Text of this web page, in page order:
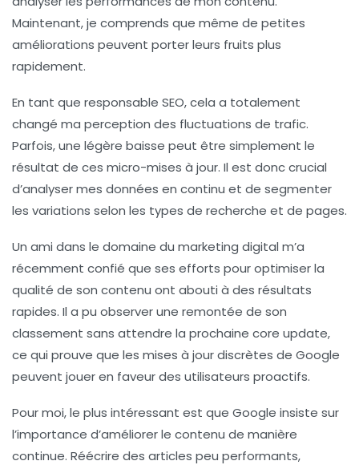
Maintenant, je comprends que même de petites
améliorations peuvent porter leurs fruits plus
rapidement.
En tant que responsable SEO, cela a totalement
changé ma perception des fluctuations de trafic.
Parfois, une légère baisse peut être simplement le
résultat de ces micro-mises à jour. Il est donc crucial
d’analyser mes données en continu et de segmenter
les variations selon les types de recherche et de pages.
Un ami dans le domaine du marketing digital m’a
récemment confié que ses efforts pour optimiser la
qualité de son contenu ont abouti à des résultats
rapides. Il a pu observer une remontée de son
classement sans attendre la prochaine core update,
ce qui prouve que les mises à jour discrètes de Google
peuvent jouer en faveur des utilisateurs proactifs.
Pour moi, le plus intéressant est que Google insiste sur
l’importance d’améliorer le contenu de manière
continue. Réécrire des articles peu performants,